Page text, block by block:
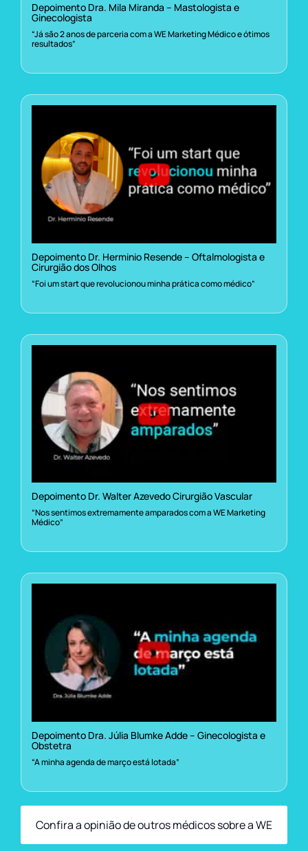
Depoimento Dra. Mila Miranda – Mastologista e
Ginecologista
“Já são 2 anos de parceria com a WE Marketing Médico e ótimos
resultados”
Depoimento Dr. Herminio Resende – Oftalmologista e
Cirurgião dos Olhos
“Foi um start que revolucionou minha prática como médico”
Depoimento Dr. Walter Azevedo Cirurgião Vascular
“Nos sentimos extremamente amparados com a WE Marketing
Médico”
Depoimento Dra. Júlia Blumke Adde – Ginecologista e
Obstetra
“A minha agenda de março está lotada”
Confira a opinião de outros médicos sobre a WE